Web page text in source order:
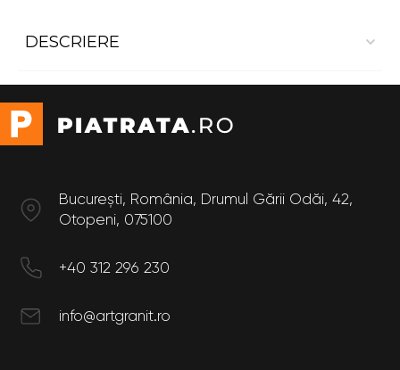
DESCRIERE
Dimensiuni
Lungime: 1.4 m
Latime: 0.35 m
București, România, Drumul Gării Odăi, 42,
Otopeni, 075100
+40 312 296 230
info@artgranit.ro